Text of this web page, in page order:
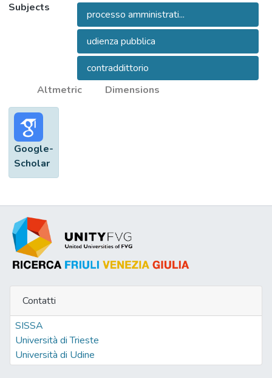
Subjects
processo amministrati...
udienza pubblica
contraddittorio
Altmetric
Dimensions
Google-
Scholar
Contatti
SISSA
Università di Trieste
Università di Udine